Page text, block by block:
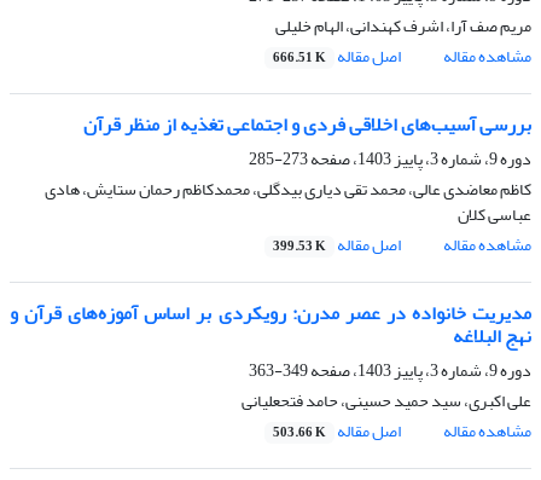
مریم صف آرا، اشرف کهندانی، الهام خلیلی
مشاهده مقاله
اصل مقاله 666.51 K
بررسی آسیب‌های اخلاقی فردی و اجتماعی تغذیه از منظر قرآن
دوره 9، شماره 3، پاییز 1403، صفحه
273-285
کاظم معاضدی عالی، محمد تقی دیاری بیدگلی، محمدکاظم رحمان ستایش، هادی
عباسی کلان
مشاهده مقاله
اصل مقاله 399.53 K
مدیریت خانواده در عصر مدرن: رویکردی بر اساس آموزه‌های قرآن و
نهج البلاغه
دوره 9، شماره 3، پاییز 1403، صفحه
349-363
علی اکبری، سید حمید حسینی، حامد فتحعلیانی
مشاهده مقاله
اصل مقاله 503.66 K